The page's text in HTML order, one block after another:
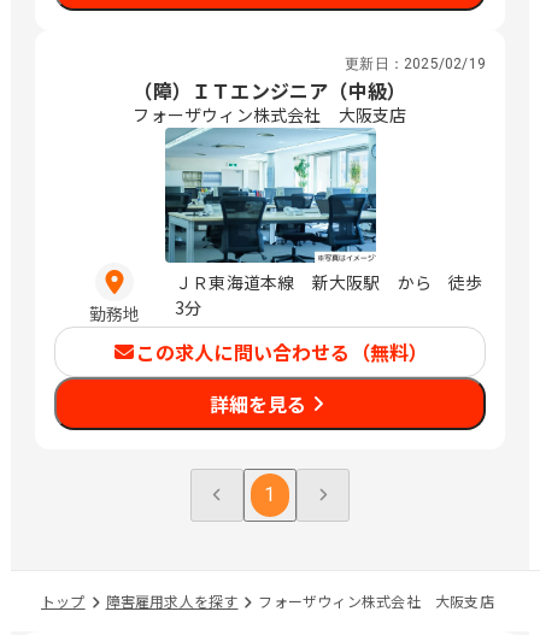
更新日： 2025/02/19
（障）ＩＴエンジニア（中級）
フォーザウィン株式会社 大阪支店
勤務地
ＪＲ東海道本線 新大阪駅 から 徒歩
3分
この求人に問い合わせる（無料）
詳細を見る
1
トップ 障害雇用求人を探す フォーザウィン株式会社 大阪支店